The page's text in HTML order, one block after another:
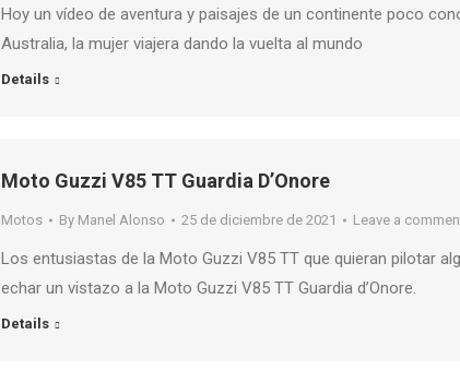
Hoy un vídeo de aventura y paisajes de un continente poco
Australia, la mujer viajera dando la vuelta al mundo
Details
Moto Guzzi V85 TT Guardia D’Onore
Motos By Manel Alonso 25 de diciembre de 2021 Leave a
Los entusiastas de la Moto Guzzi V85 TT que quieran pilotar
echar un vistazo a la Moto Guzzi V85 TT Guardia d’Onore.
Details